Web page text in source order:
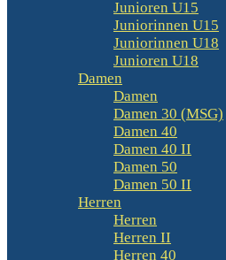
Junioren U15
Juniorinnen U15
Juniorinnen U18
Junioren U18
Damen
Damen
Damen 30 (MSG)
Damen 40
Damen 40 II
Damen 50
Damen 50 II
Herren
Herren
Herren II
Herren 40